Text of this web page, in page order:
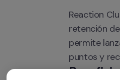
Reaction
retención
permite
puntos y